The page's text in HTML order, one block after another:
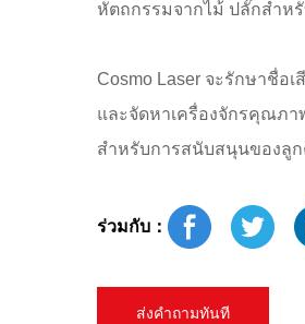
หัตถกรรมจากไม้ ปลั๊กสำห
Cosmo Laser จะรักษาชื่อ
และจัดหาเครื่องจักรคุณภ
สำหรับการสนับสนุนของลู
ร่วมกับ：
ส่งคำถามทันที